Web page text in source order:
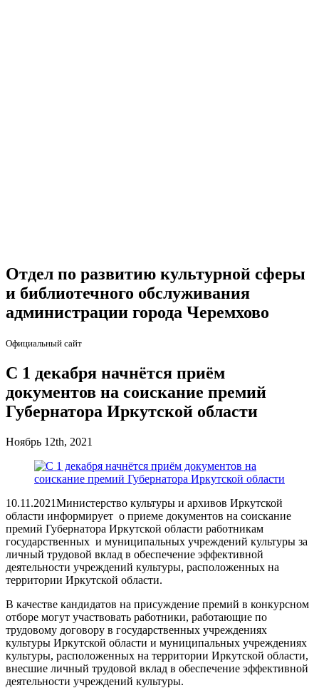
Отдел по развитию культурной сферы
и библиотечного обслуживания
администрации города Черемхово
Официальный сайт
С 1 декабря начнётся приём
документов на соискание премий
Губернатора Иркутской области
Ноябрь 12th, 2021
10.11.2021Министерство культуры и архивов Иркутской
области информирует о приеме документов на соискание
премий Губернатора Иркутской области работникам
государственных и муниципальных учреждений культуры за
личный трудовой вклад в обеспечение эффективной
деятельности учреждений культуры, расположенных на
территории Иркутской области.
В качестве кандидатов на присуждение премий в конкурсном
отборе могут участвовать работники, работающие по
трудовому договору в государственных учреждениях
культуры Иркутской области и муниципальных учреждениях
культуры, расположенных на территории Иркутской области,
внесшие личный трудовой вклад в обеспечение эффективной
деятельности учреждений культуры.